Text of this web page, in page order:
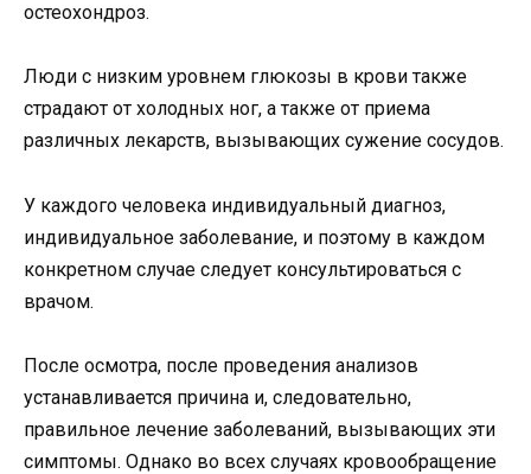
остеохондроз.
Люди с низким уровнем глюкозы в крови также
страдают от холодных ног, а также от приема
различных лекарств, вызывающих сужение сосудов.
У каждого человека индивидуальный диагноз,
индивидуальное заболевание, и поэтому в каждом
конкретном случае следует консультироваться с
врачом.
После осмотра, после проведения анализов
устанавливается причина и, следовательно,
правильное лечение заболеваний, вызывающих эти
симптомы. Однако во всех случаях кровообращение